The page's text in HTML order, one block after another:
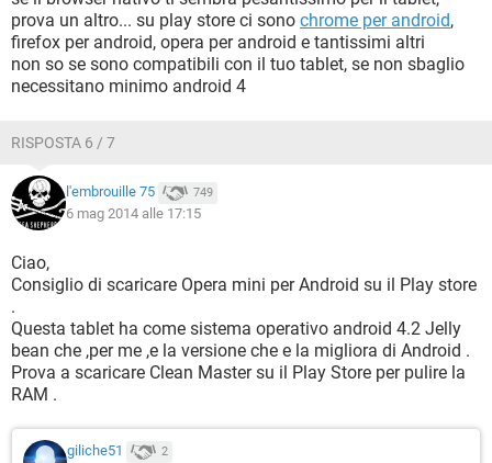
prova un altro... su play store ci sono chrome per android,
firefox per android, opera per android e tantissimi altri
non so se sono compatibili con il tuo tablet, se non sbaglio
necessitano minimo android 4
RISPOSTA 6 / 7
l'embrouille 75 749
6 mag 2014 alle 17:15
Ciao,
Consiglio di scaricare Opera mini per Android su il Play store
.
Questa tablet ha come sistema operativo android 4.2 Jelly
bean che ,per me ,e la versione che e la migliora di Android .
Prova a scaricare Clean Master su il Play Store per pulire la
RAM .
giliche51 2